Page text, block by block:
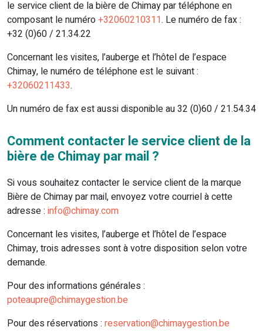
le service client de la bière de Chimay par téléphone en
composant le numéro+32060210311. Le numéro de fax :
+32 (0)60 / 21.34.22
Concernant les visites, l’auberge et l’hôtel de l’espace
Chimay, le numéro de téléphone est le suivant :
+32060211433.
Un numéro de fax est aussi disponible au 32 (0)60 / 21.54.34
Comment contacter le service client de la
bière de Chimay par mail ?
Si vous souhaitez contacter le service client de la marque
Bière de Chimay par mail, envoyez votre courriel à cette
adresse : info@chimay.com
Concernant les visites, l’auberge et l’hôtel de l’espace
Chimay, trois adresses sont à votre disposition selon votre
demande.
Pour des informations générales :
poteaupre@chimaygestion.be
Pour des réservations : reservation@chimaygestion.be